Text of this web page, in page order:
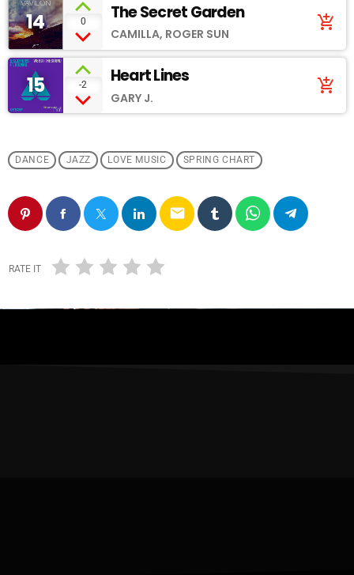
14 0 The Secret Garden
CAMILLA, ROGER SUN
add_shopping_cart
15 -2 Heart Lines
GARY J.
add_shopping_cart
DANCE JAZZ LOVE MUSIC SPRING CHART
email
RATE IT